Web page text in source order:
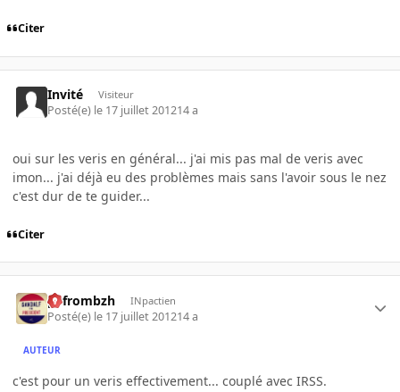
Citer
Invité Visiteur
Posté(e) le 17 juillet 201214 a
oui sur les veris en général... j'ai mis pas mal de veris avec
imon... j'ai déjà eu des problèmes mais sans l'avoir sous le nez
c'est dur de te guider...
Citer
pyfrombzh INpactien
Posté(e) le 17 juillet 201214 a
AUTEUR
c'est pour un veris effectivement... couplé avec IRSS.